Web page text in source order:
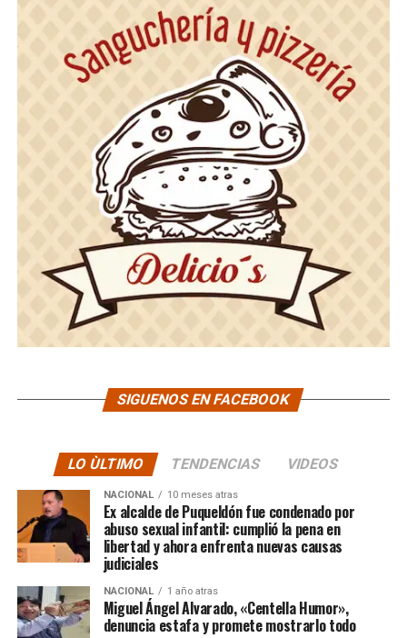
SIGUENOS EN FACEBOOK
LO ÙLTIMO TENDENCIAS VIDEOS
NACIONAL 10 meses atras
Ex alcalde de Puqueldón fue condenado por
abuso sexual infantil: cumplió la pena en
libertad y ahora enfrenta nuevas causas
judiciales
NACIONAL 1 año atras
Miguel Ángel Alvarado, «Centella Humor»,
denuncia estafa y promete mostrarlo todo